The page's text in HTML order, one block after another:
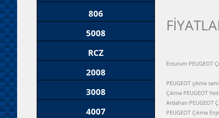
806
5008
RCZ
2008
3008
4007
Erzurum PEUGEOT
PEUGEOT çıkma
Çıkma PEUGEOT
Ardahan PEUGEOT
PEUGEOT Çıkma